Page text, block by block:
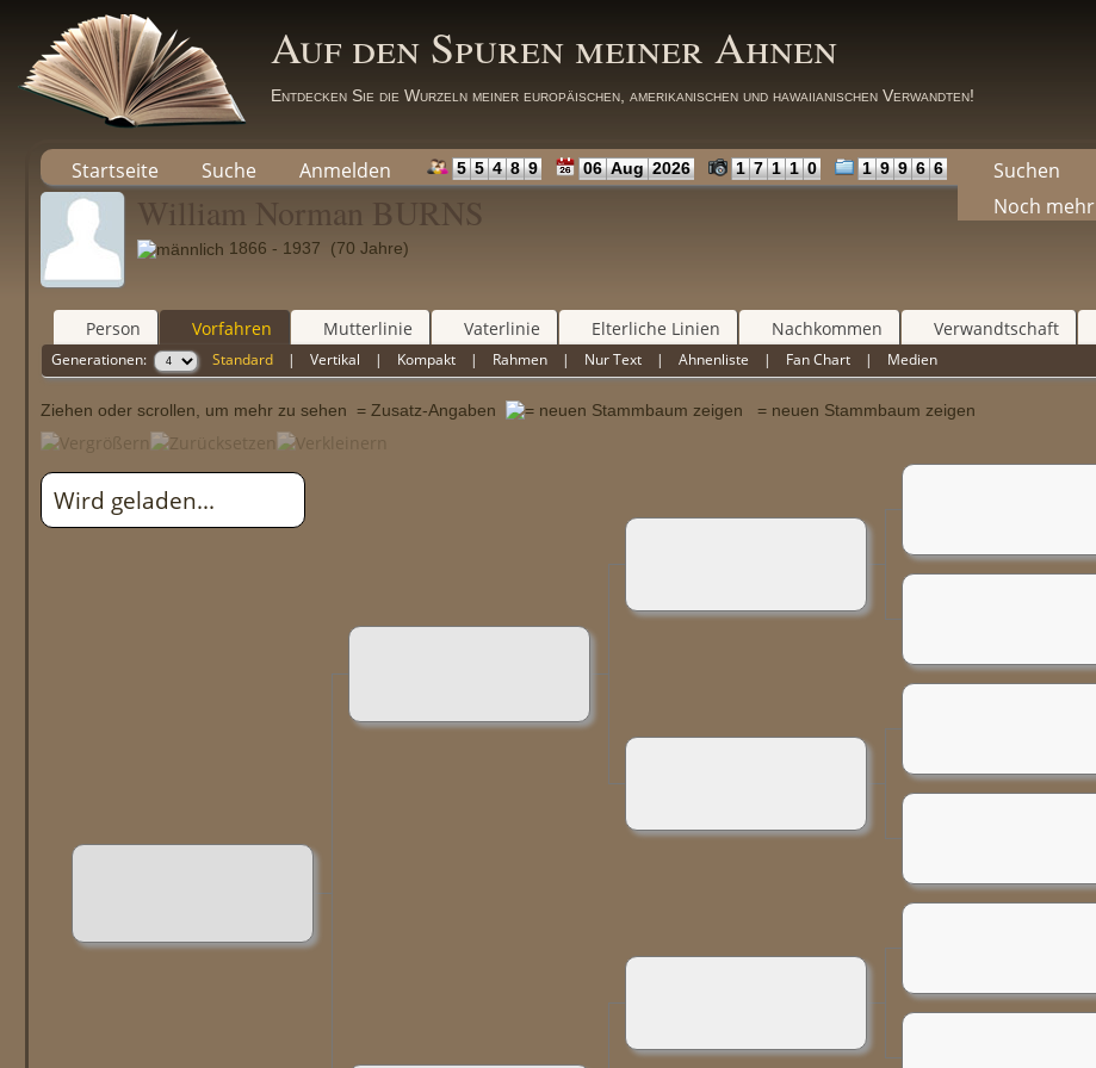
Auf den Spuren meiner Ahnen
Entdecken Sie die Wurzeln meiner europäischen, amerikanischen und hawaiianischen Verwandten!
Startseite Suche Anmelden 5 5 4 8 9 06 Aug 2026 1 7 1 1 0 1 9 9 6 6
Suchen
Noch mehr
William Norman BURNS
1866 - 1937 (70 Jahre)
Person Vorfahren Mutterlinie Vaterlinie Elterliche Linien Nachkommen Verwandtschaft
Generationen: Standard |Vertikal | Kompakt | Rahmen | Nur Text |Ahnenliste | Fan Chart | Medien
Ziehen oder scrollen, um mehr zu sehen = Zusatz-Angaben = neuen Stammbaum zeigen
Wird geladen...